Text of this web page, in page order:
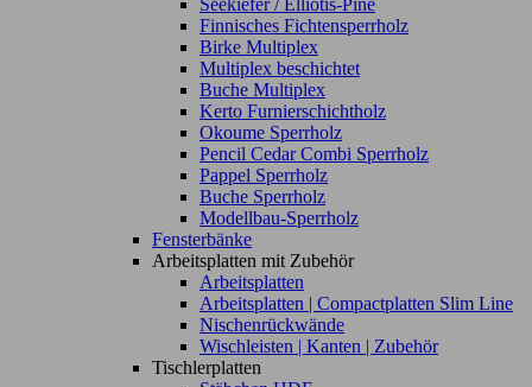
Seekiefer / Elliotis-Pine
Finnisches Fichtensperrholz
Birke Multiplex
Multiplex beschichtet
Buche Multiplex
Kerto Furnierschichtholz
Okoume Sperrholz
Pencil Cedar Combi Sperrholz
Pappel Sperrholz
Buche Sperrholz
Modellbau-Sperrholz
Fensterbänke
Arbeitsplatten mit Zubehör
Arbeitsplatten
Arbeitsplatten | Compactplatten Slim Line
Nischenrückwände
Wischleisten | Kanten | Zubehör
Tischlerplatten